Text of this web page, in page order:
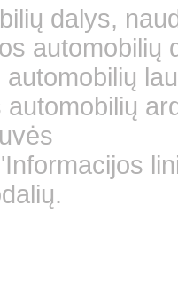
dalys,
automobilių
automobilių
automobilių